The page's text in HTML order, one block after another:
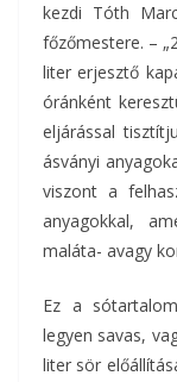
kezdi Tóth
főzőmestere. –
liter erjesztő
óránként
eljárással
ásványi
viszont a
anyagokkal,
maláta- avagy
Ez a
legyen savas,
liter sör